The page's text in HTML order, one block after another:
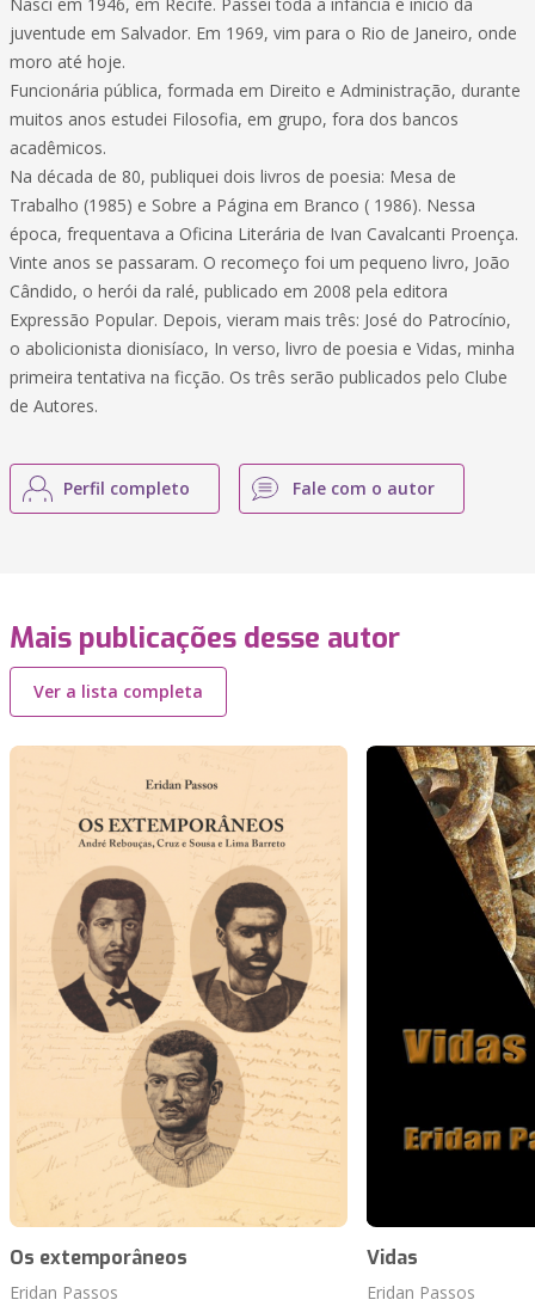
juventude em Salvador. Em 1969, vim para o Rio de Janeiro, onde
moro até hoje.
Funcionária pública, formada em Direito e Administração, durante
muitos anos estudei Filosofia, em grupo, fora dos bancos
acadêmicos.
Na década de 80, publiquei dois livros de poesia: Mesa de
Trabalho (1985) e Sobre a Página em Branco ( 1986). Nessa
época, frequentava a Oficina Literária de Ivan Cavalcanti Proença.
Vinte anos se passaram. O recomeço foi um pequeno livro, João
Cândido, o herói da ralé, publicado em 2008 pela editora
Expressão Popular. Depois, vieram mais três: José do Patrocínio,
o abolicionista dionisíaco, In verso, livro de poesia e Vidas, minha
primeira tentativa na ficção. Os três serão publicados pelo Clube
de Autores.
Perfil completo Fale com o autor
Mais publicações desse autor
Ver a lista completa
Os extemporâneos
Eridan Passos
Vidas
Eridan Passos